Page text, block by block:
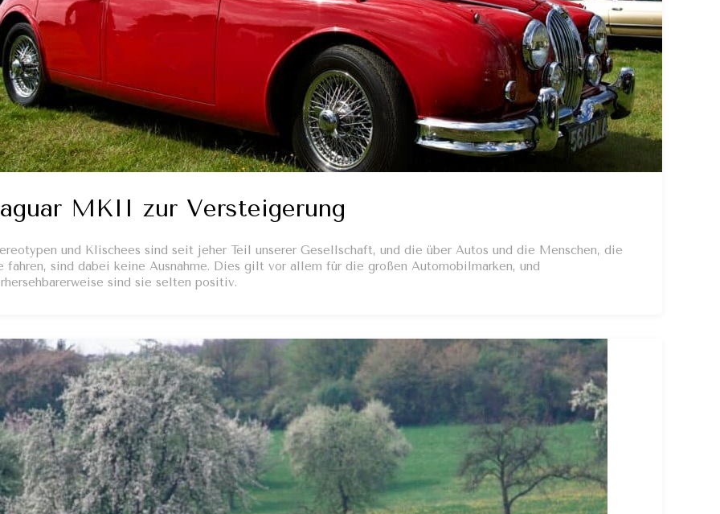
MKII zur Versteigerung
und Klischees sind seit jeher Teil unserer Gesellschaft, und die über Autos und die Menschen, die
fahren, sind dabei keine Ausnahme. Dies gilt vor allem für die großen Automobilmarken, und
sind sie selten positiv.